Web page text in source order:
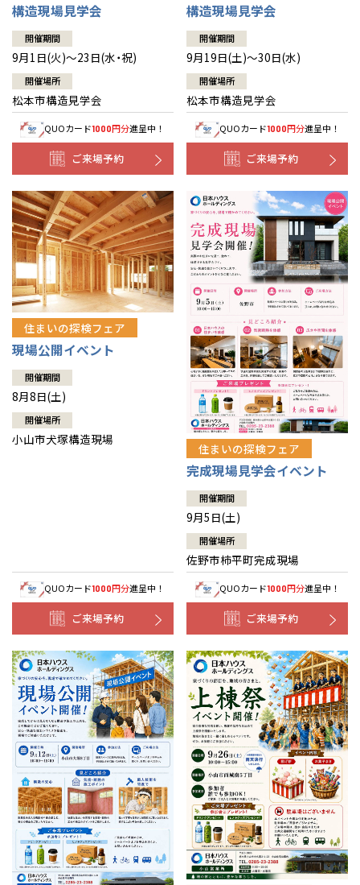
構造現場見学会
開催期間
9月1日(火)～23日(水・祝)
開催場所
松本市構造見学会
QUOカード1000円分進呈中！
ご来場予約
構造現場見学会
開催期間
9月19日(土)～30日(水)
開催場所
松本市構造見学会
QUOカード1000円分進呈中！
ご来場予約
住まいの探検フェア
現場公開イベント
開催期間
8月8日(土)
開催場所
小山市犬塚構造現場
QUOカード1000円分進呈中！
ご来場予約
住まいの探検フェア
完成現場見学会イベント
開催期間
9月5日(土)
開催場所
佐野市柿平町完成現場
QUOカード1000円分進呈中！
ご来場予約